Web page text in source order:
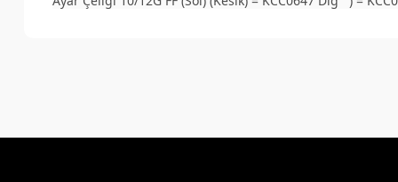
Ürün resmi kalitesiz, bozuk veya görüntülenemiyor.